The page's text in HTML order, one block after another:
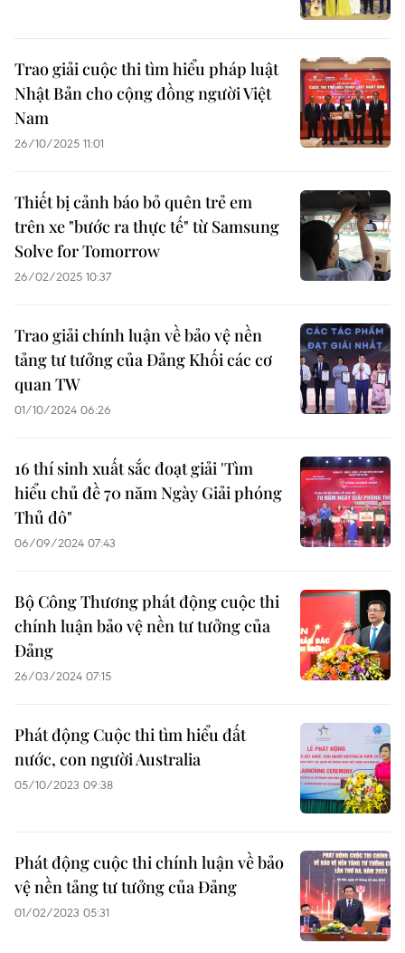
Trao giải cuộc thi tìm hiểu pháp luật
Nhật Bản cho cộng đồng người Việt
Nam
26/10/2025 11:01
Thiết bị cảnh báo bỏ quên trẻ em
trên xe "bước ra thực tế" từ Samsung
Solve for Tomorrow
26/02/2025 10:37
Trao giải chính luận về bảo vệ nền
tảng tư tưởng của Đảng Khối các cơ
quan TW
01/10/2024 06:26
16 thí sinh xuất sắc đoạt giải 'Tìm
hiểu chủ đề 70 năm Ngày Giải phóng
Thủ đô"
06/09/2024 07:43
Bộ Công Thương phát động cuộc thi
chính luận bảo vệ nền tư tưởng của
Đảng
26/03/2024 07:15
Phát động Cuộc thi tìm hiểu đất
nước, con người Australia
05/10/2023 09:38
Phát động cuộc thi chính luận về bảo
vệ nền tảng tư tưởng của Đảng
01/02/2023 05:31